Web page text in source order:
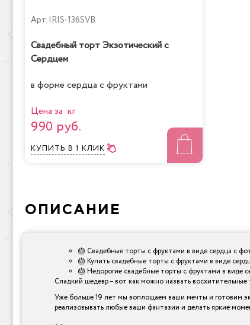
Арт. IRIS-136SVB
Свадебный торт Экзотический с
Сердцем
в форме сердца с фруктами
Цена за кг
990 руб.
КУПИТЬ В 1 КЛИК
ОПИСАНИЕ
🎂 Свадебные торты с фруктами в виде сердца с
🎂 Купить свадебные торты с фруктами в виде
🎂 Недорогие свадебные торты с фруктами в виде
Сладкий шедевр – вот как можно назвать
Уже больше 19 лет мы воплощаем ваши мечты и готовим
реализовывать любые ваши фантазии и делать яркие